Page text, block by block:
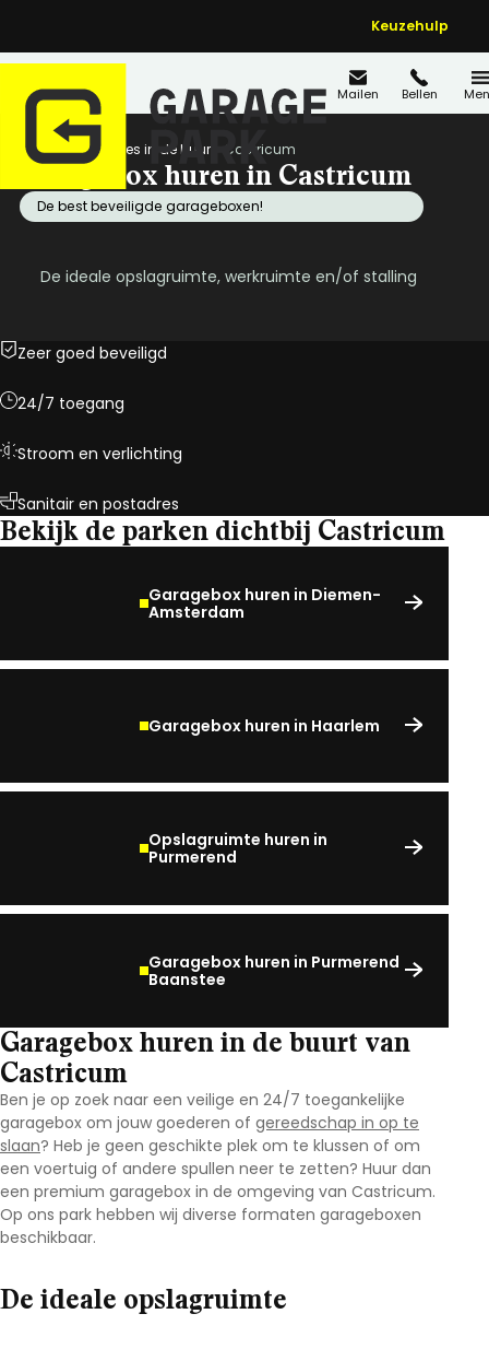
Keuzehulp
Mailen Bellen
Home Locaties in de buurt Castricum
Garagebox huren in Castricum
De best beveiligde garageboxen!
De ideale opslagruimte, werkruimte en/of stalling
Zeer goed beveiligd
24/7 toegang
Stroom en verlichting
Sanitair en postadres
Bekijk de parken dichtbij Castricum
Garagebox huren in Diemen-
Amsterdam
Garagebox huren in Haarlem
Opslagruimte huren in
Purmerend
Garagebox huren in Purmerend
Baanstee
Garagebox huren in de buurt van
Castricum
Ben je op zoek naar een veilige en 24/7 toegankelijke
garagebox om jouw goederen of gereedschap in op te
slaan? Heb je geen geschikte plek om te klussen of om
een voertuig of andere spullen neer te zetten? Huur dan
een premium garagebox in de omgeving van Castricum.
Op ons park hebben wij diverse formaten garageboxen
beschikbaar.
De ideale opslagruimte